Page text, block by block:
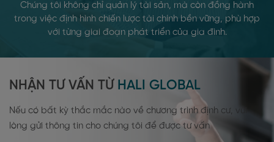
Chúng tôi không chỉ quản lý tài sản, mà còn đồng hành
trong việc định hình chiến lược tài chính bền vững, phù hợp
với từng giai đoạn phát triển của gia đình.
NHẬN TƯ VẤN TỪ HALI GLOBAL
Nếu có bất kỳ thắc mắc nào về chương trình định cư, vui
lòng gửi thông tin cho chúng tôi để được tư vấn